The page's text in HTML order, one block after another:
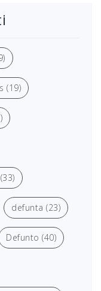
(19)
(33)
defunta (23)
Defunto (40)